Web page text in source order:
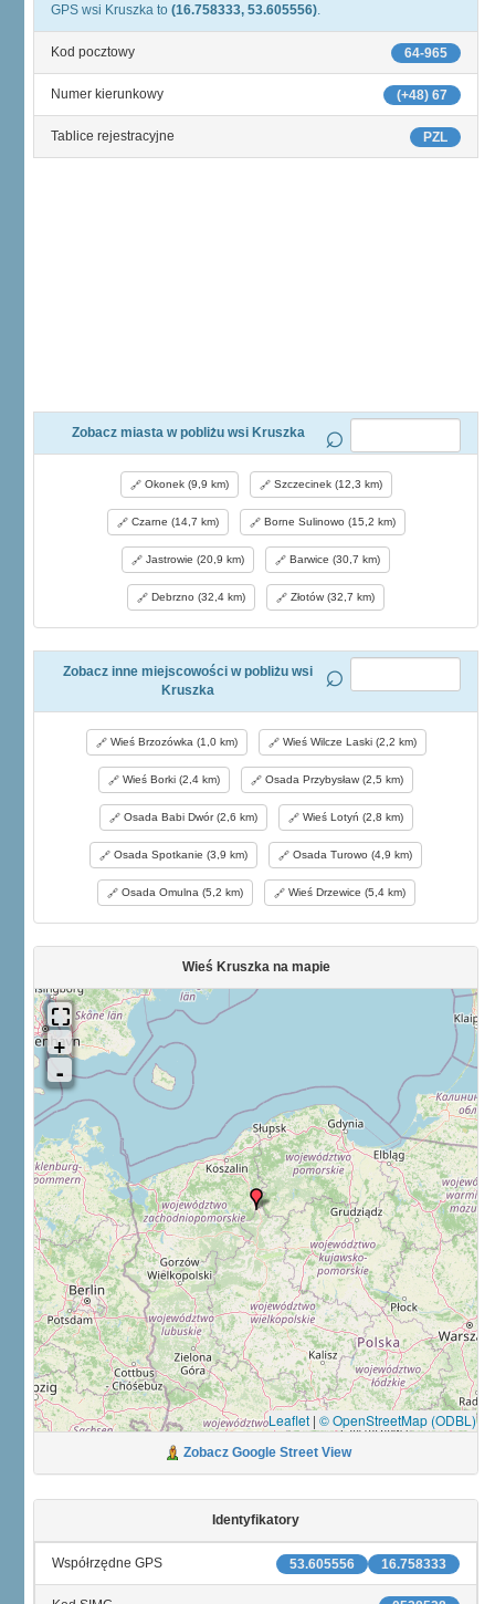
GPS wsi Kruszka to (16.758333, 53.605556).
64-965
Kod pocztowy
(+48) 67
Numer kierunkowy
PZL
Tablice rejestracyjne
Zobacz miasta w pobliżu wsi Kruszka
Okonek (9,9 km) Szczecinek (12,3 km)
Czarne (14,7 km) Borne Sulinowo (15,2 km)
Jastrowie (20,9 km) Barwice (30,7 km)
Debrzno (32,4 km) Złotów (32,7 km)
Zobacz inne miejscowości w pobliżu wsi
Kruszka
Wieś Brzozówka (1,0 km) Wieś Wilcze Laski (2,2 km)
Wieś Borki (2,4 km) Osada Przybysław (2,5 km)
Osada Babi Dwór (2,6 km) Wieś Lotyń (2,8 km)
Osada Spotkanie (3,9 km) Osada Turowo (4,9 km)
Osada Omulna (5,2 km) Wieś Drzewice (5,4 km)
Wieś Kruszka na mapie
Leaflet | © OpenStreetMap (ODBL)
Zobacz Google Street View
Identyfikatory
16.758333
53.605556
Współrzędne GPS